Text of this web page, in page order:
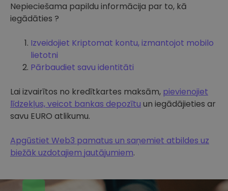
Nepieciešama papildu informācija par to, kā
iegādāties ?
Izveidojiet Kriptomat kontu, izmantojot mobilo
lietotni
Pārbaudiet savu identitāti
Lai izvairītos no kredītkartes maksām, pievienojiet
līdzekļus, veicot bankas depozītu un iegādājieties ar
savu EURO atlikumu.
Apgūstiet Web3 pamatus un saņemiet atbildes uz
biežāk uzdotajiem jautājumiem.